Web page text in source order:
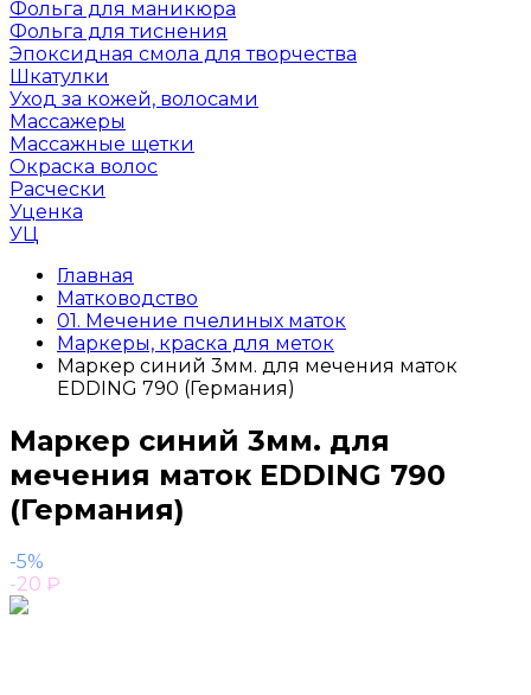
Фольга для маникюра
Фольга для тиснения
Эпоксидная смола для творчества
Шкатулки
Уход за кожей, волосами
Массажеры
Массажные щетки
Окраска волос
Расчески
Уценка
УЦ
Главная
Матководство
01. Мечение пчелиных маток
Маркеры, краска для меток
Маркер синий 3мм. для мечения маток
EDDING 790 (Германия)
Маркер синий 3мм. для
мечения маток EDDING 790
(Германия)
-5%
-20 ₽